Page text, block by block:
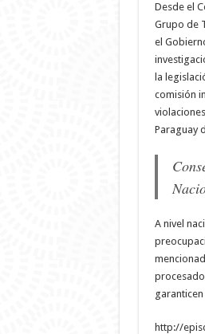
Desde el
Grupo de
el
la
comisión
Paraguay
A nivel
http://